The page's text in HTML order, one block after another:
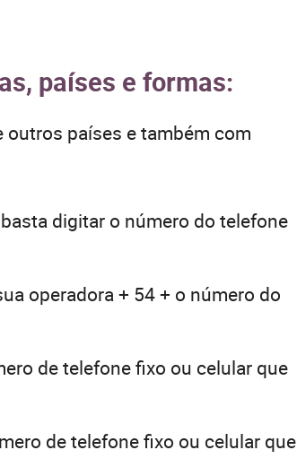
países e formas:
outros países e também com
basta digitar o número do telefone
operadora + 54 + o número do
de telefone fixo ou celular que
de telefone fixo ou celular que